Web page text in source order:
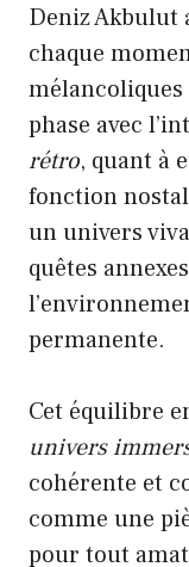
Deniz Akbulut
chaque
phase avec
rétro, quant à
fonction
un univers
quêtes
permanente.
Cet équilibre
univers
cohérente et
comme une
pour tout